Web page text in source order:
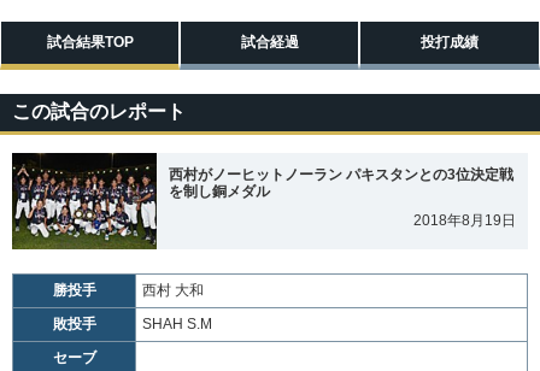
試合結果TOP 試合経過 投打成績
この試合のレポート
西村がノーヒットノーラン パキスタンとの3位決定戦
を制し銅メダル
2018年8月19日
勝投手
西村 大和
敗投手
SHAH S.M
セーブ